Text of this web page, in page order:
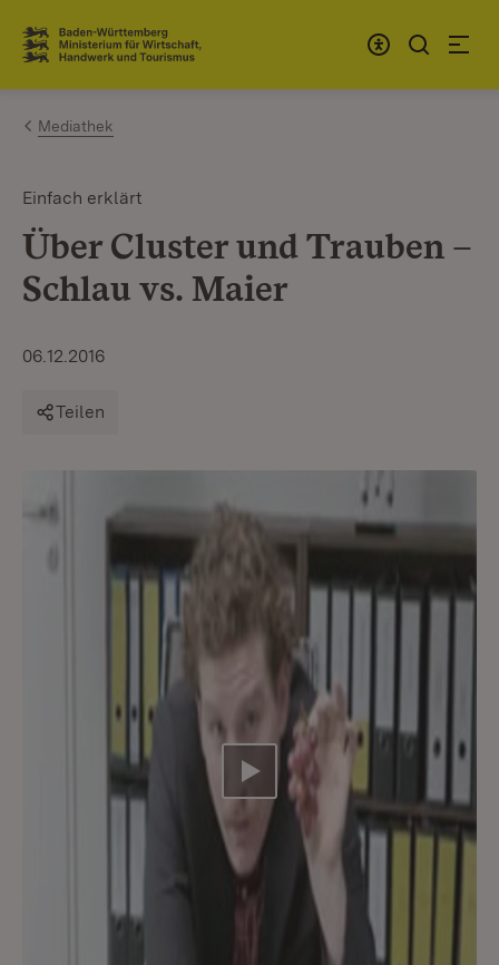
Zum Inhalt springen
Link zur Startseite
Mediathek
Einfach erklärt
Über Cluster und Trauben –
Schlau vs. Maier
06.12.2016
Teilen
Video abspielen